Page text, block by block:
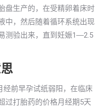
盘生产的，在受精卵着床时
中，然后随着循环系统出现
测验出来，直到妊娠1―2.5
经前早孕试纸弱阳，在临床
过打胎药的价格月经期5天